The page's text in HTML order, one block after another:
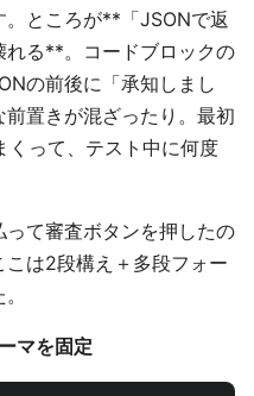
ところが**「JSONで返
れる**。コードブロックの
の前後に「承知しまし
置きが混ざったり。最初
くって、テスト中に何度
て審査ボタンを押したの
は2段構え＋多段フォー
マを固定